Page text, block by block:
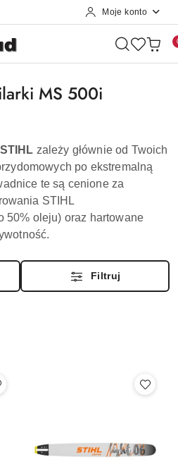
Moje konto
MS 500i
STIHL zależy głównie od Twoich
po ekstremalną
te są cenione za
STIHL
50% oleju) oraz hartowane
Filtruj